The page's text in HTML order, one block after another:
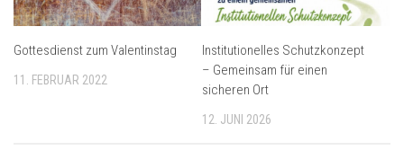
Gottesdienst zum Valentinstag
11. FEBRUAR 2022
Institutionelles Schutzkonzept
– Gemeinsam für einen
sicheren Ort
12. JUNI 2026